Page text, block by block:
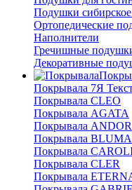
Подушки сибирское
Ортопедические
Наполнители
Гречишные
Декоративные
Покрывала 7Я
Покрывала CLEO
Покрывала AGATA
Покрывала
Покрывала
Покрывала
Покрывала CLER
Покрывала